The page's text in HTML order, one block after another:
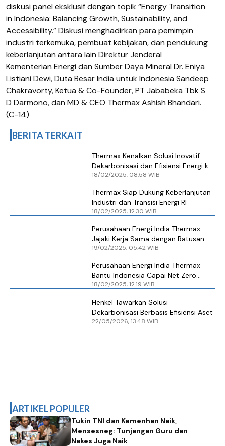
diskusi panel eksklusif dengan topik “Energy Transition
in Indonesia: Balancing Growth, Sustainability, and
Accessibility.” Diskusi menghadirkan para pemimpin
industri terkemuka, pembuat kebijakan, dan pendukung
keberlanjutan antara lain Direktur Jenderal
Kementerian Energi dan Sumber Daya Mineral Dr. Eniya
Listiani Dewi, Duta Besar India untuk Indonesia Sandeep
Chakravorty, Ketua & Co-Founder, PT Jababeka Tbk S
D Darmono, dan MD & CEO Thermax Ashish Bhandari.
(C-14)
BERITA TERKAIT
Thermax Kenalkan Solusi Inovatif
Dekarbonisasi dan Efisiensi Energi ke
Industri
18/02/2025, 08.58 WIB
Thermax Siap Dukung Keberlanjutan
Industri dan Transisi Energi RI
18/02/2025, 12.30 WIB
Perusahaan Energi India Thermax
Jajaki Kerja Sama dengan Ratusan
Kawasan Industri
19/02/2025, 05.42 WIB
Perusahaan Energi India Thermax
Bantu Indonesia Capai Net Zero
Emissions
18/02/2025, 12.19 WIB
Henkel Tawarkan Solusi
Dekarbonisasi Berbasis Efisiensi Aset
22/05/2026, 13.48 WIB
ARTIKEL POPULER
Tukin TNI dan Kemenhan Naik,
Mensesneg: Tunjangan Guru dan
Nakes Juga Naik